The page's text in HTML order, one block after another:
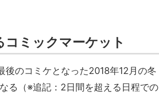
コミックマーケット
後のコミケとなった2018年12月の冬
る（※追記：2日間を超える日程での